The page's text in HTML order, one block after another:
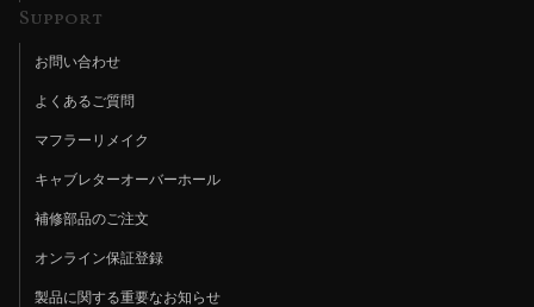
Support
お問い合わせ
よくあるご質問
マフラーリメイク
キャブレターオーバーホール
補修部品のご注文
オンライン保証登録
製品に関する重要なお知らせ